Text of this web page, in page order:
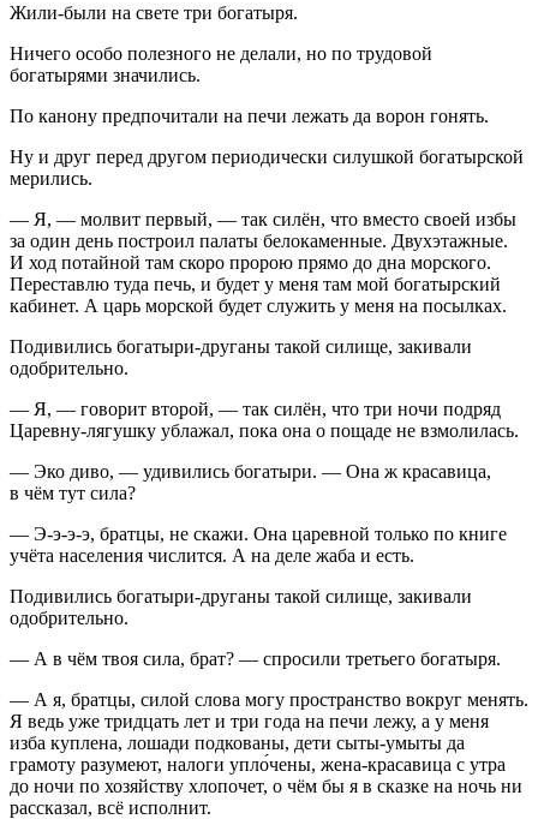
Жили-были на свете три богатыря.
Ничего особо полезного не делали, но по трудовой
богатырями значились.
По канону предпочитали на печи лежать да ворон гонять.
Ну и друг перед другом периодически силушкой богатырской
мерились.
— Я, — молвит первый, — так силён, что вместо своей избы
за один день построил палаты белокаменные. Двухэтажные.
И ход потайной там скоро пророю прямо до дна морского.
Переставлю туда печь, и будет у меня там мой богатырский
кабинет. А царь морской будет служить у меня на посылках.
Подивились богатыри-друганы такой силище, закивали
одобрительно.
— Я, — говорит второй, — так силён, что три ночи подряд
Царевну-лягушку ублажал, пока она о пощаде не взмолилась.
— Эко диво, — удивились богатыри. — Она ж красавица,
в чём тут сила?
— Э-э-э-э, братцы, не скажи. Она царевной только по книге
учёта населения числится. А на деле жаба и есть.
Подивились богатыри-друганы такой силище, закивали
одобрительно.
— А в чём твоя сила, брат? — спросили третьего богатыря.
— А я, братцы, силой слова могу пространство вокруг менять.
Я ведь уже тридцать лет и три года на печи лежу, а у меня
изба куплена, лошади подкованы, дети сыты-умыты да
грамоту разумеют, налоги упло́чены, жена-красавица с утра
до ночи по хозяйству хлопочет, о чём бы я в сказке на ночь ни
рассказал, всё исполнит.